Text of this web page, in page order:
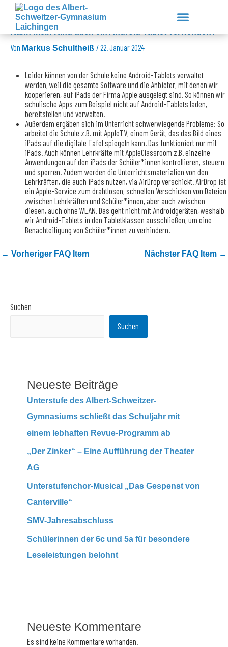
Zum
Inhalt
springen
Kann mein Kind auch ein Android-Tablet verwenden?
Von Markus Schultheiß /22. Januar 2024
Leider können von der Schule keine Android-Tablets verwaltet
werden, weil die gesamte Software und die Anbieter, mit denen wir
kooperieren, auf iPads der Firma Apple ausgelegt sind. So können wir
schulische Apps zum Beispiel nicht auf Android-Tablets laden,
bereitstellen und verwalten.
Außerdem ergäben sich im Unterricht schwerwiegende Probleme: So
arbeitet die Schule z.B. mit AppleTV, einem Gerät, das das Bild eines
iPads auf die digitale Tafel spiegeln kann. Das funktioniert nur mit
iPads. Auch können Lehrkräfte mit AppleClassroom z.B. einzelne
Anwendungen auf den iPads der Schüler*innen kontrollieren, steuern
und sperren. Zudem werden die Unterrichtsmaterialien von den
Lehrkräften, die auch iPads nutzen, via AirDrop verschickt. AirDrop ist
ein Apple-Service zum drahtlosen, schnellen Verschicken von Dateien
zwischen Lehrkräften und Schüler*innen, aber auch zwischen
diesen, auch ohne WLAN. Das geht nicht mit Androidgeräten, weshalb
wir Android-Tablets in den Tabletklassen ausschließen, um eine
Benachteiligung von Schüler*innen zu verhindern.
← Vorheriger FAQ Item Nächster FAQ Item →
Suchen
Suchen
Neueste Beiträge
Unterstufe des Albert-Schweitzer-
Gymnasiums schließt das Schuljahr mit
einem lebhaften Revue-Programm ab
„Der Zinker“ – Eine Aufführung der Theater
AG
Unterstufenchor-Musical „Das Gespenst von
Canterville“
SMV-Jahresabschluss
Schülerinnen der 6c und 5a für besondere
Leseleistungen belohnt
Neueste Kommentare
Es sind keine Kommentare vorhanden.